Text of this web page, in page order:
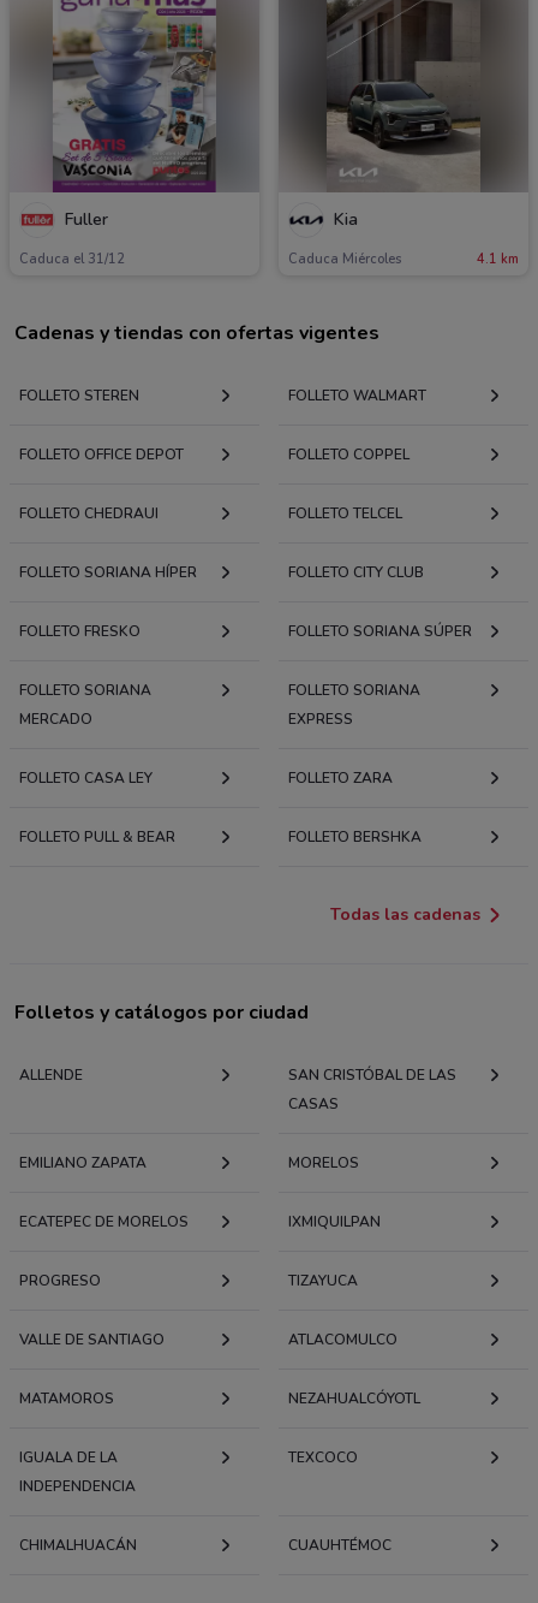
Fuller
Caduca el 31/12
Kia
Caduca Miércoles 4.1 km
Cadenas y tiendas con ofertas vigentes
FOLLETO STEREN FOLLETO WALMART
FOLLETO OFFICE DEPOT FOLLETO COPPEL
FOLLETO CHEDRAUI FOLLETO TELCEL
FOLLETO SORIANA HÍPER FOLLETO CITY CLUB
FOLLETO FRESKO FOLLETO SORIANA SÚPER
FOLLETO SORIANA
MERCADO
FOLLETO SORIANA
EXPRESS
FOLLETO CASA LEY FOLLETO ZARA
FOLLETO PULL & BEAR FOLLETO BERSHKA
Todas las cadenas
Folletos y catálogos por ciudad
ALLENDE
SAN CRISTÓBAL DE LAS
CASAS
EMILIANO ZAPATA MORELOS
ECATEPEC DE MORELOS IXMIQUILPAN
PROGRESO TIZAYUCA
VALLE DE SANTIAGO ATLACOMULCO
MATAMOROS NEZAHUALCÓYOTL
IGUALA DE LA
INDEPENDENCIA
TEXCOCO
CHIMALHUACÁN CUAUHTÉMOC